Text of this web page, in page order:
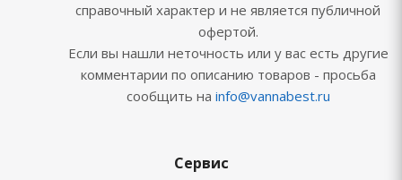
справочный характер и не является публичной
офертой.
Если вы нашли неточность или у вас есть другие
комментарии по описанию товаров - просьба
сообщить на info@vannabest.ru
Сервис